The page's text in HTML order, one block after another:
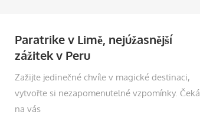
Paratrike v Limě, nejúžasnější
zážitek v Peru
Zažijte jedinečné chvíle v magické destinaci,
vytvořte si nezapomenutelné vzpomínky. Čeká
na vás